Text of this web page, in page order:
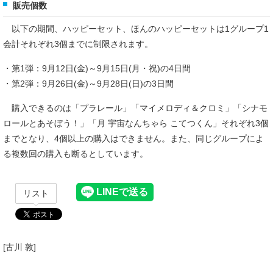
販売個数
以下の期間、ハッピーセット、ほんのハッピーセットは1グループ1
会計それぞれ3個までに制限されます。
・第1弾：9月12日(金)～9月15日(月・祝)の4日間
・第2弾：9月26日(金)～9月28日(日)の3日間
購入できるのは「プラレール」「マイメロディ＆クロミ」「シナモ
ロールとあそぼう！」「月 宇宙なんちゃら こてつくん」それぞれ3個
までとなり、4個以上の購入はできません。また、同じグループによ
る複数回の購入も断るとしています。
リスト
[古川 敦]